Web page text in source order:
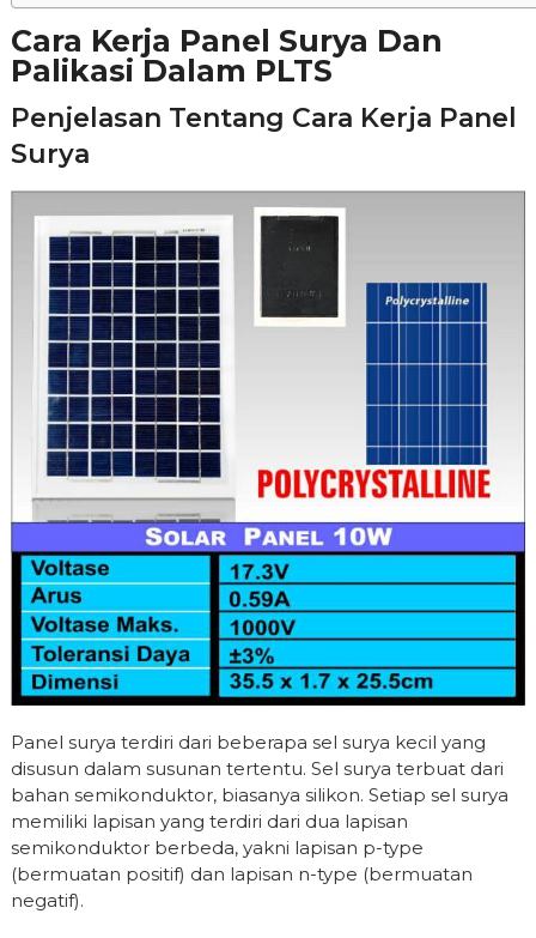
Cara Kerja Panel Surya Dan
Palikasi Dalam PLTS
Penjelasan Tentang Cara Kerja Panel
Surya
Panel surya terdiri dari beberapa sel surya kecil yang
disusun dalam susunan tertentu. Sel surya terbuat dari
bahan semikonduktor, biasanya silikon. Setiap sel surya
memiliki lapisan yang terdiri dari dua lapisan
semikonduktor berbeda, yakni lapisan p-type
(bermuatan positif) dan lapisan n-type (bermuatan
negatif).